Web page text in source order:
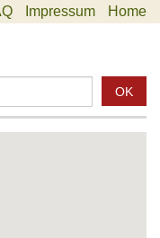
Impressum Home
OK